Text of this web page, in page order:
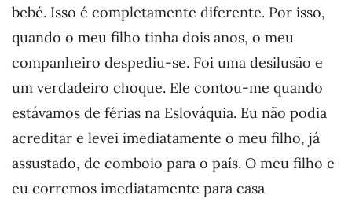
bebé. Isso é completamente diferente. Por isso,
quando o meu filho tinha dois anos, o meu
companheiro despediu-se. Foi uma desilusão e
um verdadeiro choque. Ele contou-me quando
estávamos de férias na Eslováquia. Eu não podia
acreditar e levei imediatamente o meu filho, já
assustado, de comboio para o país. O meu filho e
eu corremos imediatamente para casa